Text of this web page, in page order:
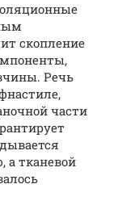
скопление
Речь
части
а тканевой